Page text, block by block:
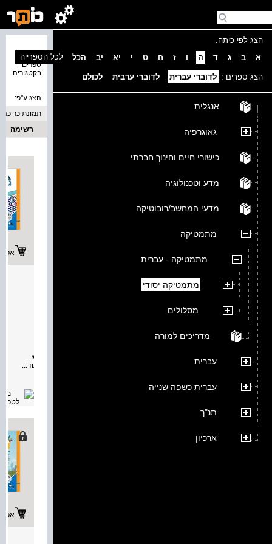
הצג לפי כיתה:
א
ב ג ד ה ו ז ח ט י יא יב הכל
הצג ספרים : לדוברי עברית לדוברי ערבית לכולם
אנגלית
גאוגרפיה
כישורי חיים וחינוך חברתי
מדע וטכנולוגיה
מדעי המחשב/רובוטיקה
מתמטיקה
מתמטיקה - עברית
מתמטיקה יסודי
מסלולים
מדריכים למורה
עברית
עברית כשפה שנייה
תנ"ך
ארכיון
ספרים
בקטגוריה
לכל הספרייה
הצג ע''פ:
תמונת כריכה
רשימה
עוד...